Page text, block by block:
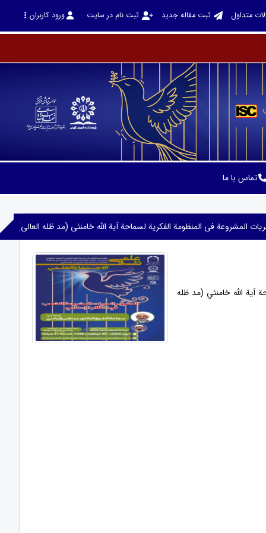
متداول ثبت مقاله جدید ثبت نام در سایت ورود کاربران
تماس با ما
المشروعة فی المنظومة الفکریة لسماحة آیة الله خامنئی (مد ظله العالی)
آية الله خامنئي (مد ظله